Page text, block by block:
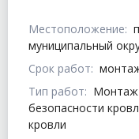
Местоположение:
муниципальный
Срок работ:
Тип работ: Монтаж
безопасности
кровли